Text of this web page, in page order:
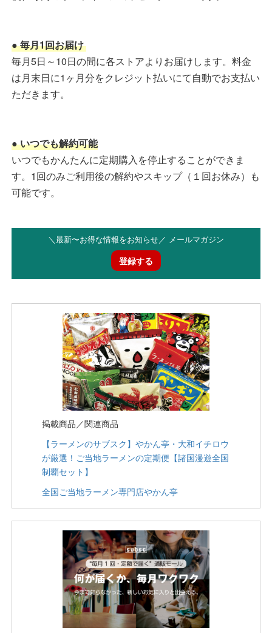
● 毎月1回お届け
毎月5日～10日の間に各ストアよりお届けします。料金
は月末日に1ヶ月分をクレジット払いにて自動でお支払い
ただきます。
● いつでも解約可能
いつでもかんたんに定期購入を停止することができま
す。1回のみご利用後の解約やスキップ（１回お休み）も
可能です。
＼最新〜お得な情報をお知らせ／ メールマガジン
登録する
掲載商品／関連商品
【ラーメンのサブスク】やかん亭・大和イチロウ
が厳選！ご当地ラーメンの定期便【諸国漫遊全国
制覇セット】
全国ご当地ラーメン専門店やかん亭